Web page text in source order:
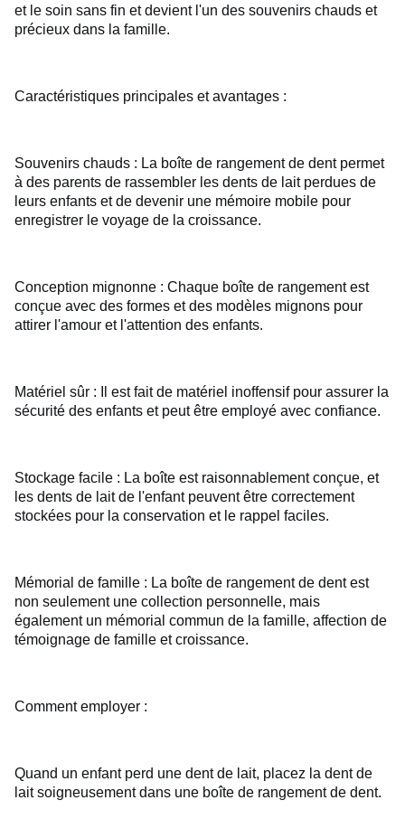
et le soin sans fin et devient l'un des souvenirs chauds et
précieux dans la famille.
Caractéristiques principales et avantages :
Souvenirs chauds : La boîte de rangement de dent permet
à des parents de rassembler les dents de lait perdues de
leurs enfants et de devenir une mémoire mobile pour
enregistrer le voyage de la croissance.
Conception mignonne : Chaque boîte de rangement est
conçue avec des formes et des modèles mignons pour
attirer l'amour et l'attention des enfants.
Matériel sûr : Il est fait de matériel inoffensif pour assurer la
sécurité des enfants et peut être employé avec confiance.
Stockage facile : La boîte est raisonnablement conçue, et
les dents de lait de l'enfant peuvent être correctement
stockées pour la conservation et le rappel faciles.
Mémorial de famille : La boîte de rangement de dent est
non seulement une collection personnelle, mais
également un mémorial commun de la famille, affection de
témoignage de famille et croissance.
Comment employer :
Quand un enfant perd une dent de lait, placez la dent de
lait soigneusement dans une boîte de rangement de dent.